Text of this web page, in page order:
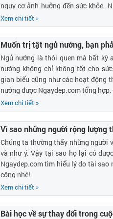
nguy cơ ảnh hưởng đến sức khỏe.
lại sẽ giúp bạn luôn trong tâm thế
quen dậy muộn.
Xem chi tiết »
Muốn trị tật ngủ nướng, bạn
Ngủ nướng là thói quen mà bất kỳ
nướng không chỉ không tốt cho
gian biểu cũng như các hoạt động
nướng được Ngaydep.com tổng
Xem chi tiết »
Vì sao những người rộng lượng
Chúng ta thường thấy những người
và như ý. Vậy tại sao họ lại có
Ngaydep.com tìm hiểu lý do tài
công nhé!
Xem chi tiết »
Bài học về sự thay đổi trong